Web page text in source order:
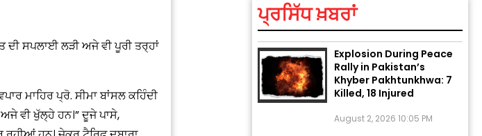
ਦੀ ਸਪਲਾਈ ਲੜੀ ਅਜੇ ਵੀ ਪੂਰੀ ਤਰ੍ਹਾਂ
ਮਾਹਿਰ ਪ੍ਰੋ. ਸੀਮਾ ਬਾਂਸਲ ਕਹਿੰਦੀ
ਵੀ ਖੁੱਲ੍ਹੇ ਹਨ।” ਦੂਜੇ ਪਾਸੇ,
ਪ੍ਰਸਿੱਧ ਖ਼ਬਰਾਂAugust 5, 2026 6:23 AM
Explosion During Peace
Rally in Pakistan’s
Khyber Pakhtunkhwa: 7
Killed, 18 Injured